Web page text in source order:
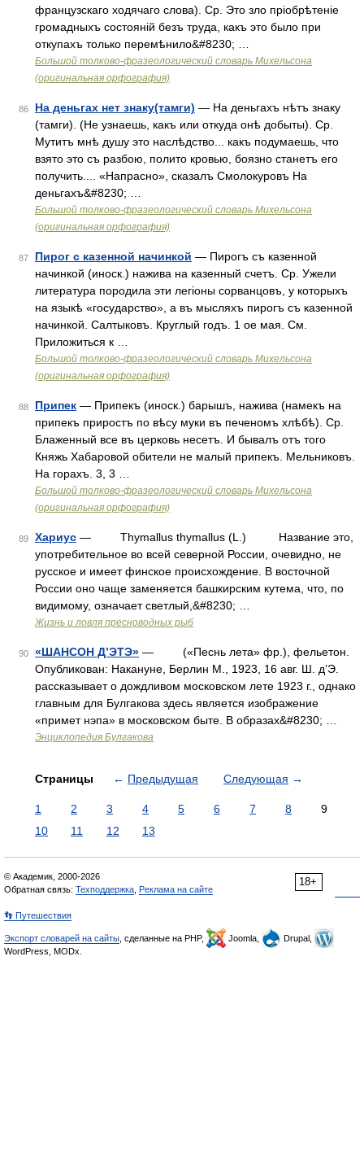
французскаго ходячаго слова). Ср. Это зло пріобрѣтеніе
громадныхъ состояній безъ труда, какъ это было при
откупахъ только перемѣнило&#8230; …
Большой толково-фразеологический словарь Михельсона
(оригинальная орфография)
86 На деньгах нет знаку(тамги) — На деньгахъ нѣтъ знаку
(тамги). (Не узнаешь, какъ или откуда онѣ добыты). Ср.
Мутитъ мнѣ душу это наслѣдство... какъ подумаешь, что
взято это съ разбою, полито кровью, боязно станетъ его
получить.... «Напрасно», сказалъ Смолокуровъ На
деньгахъ&#8230; …
Большой толково-фразеологический словарь Михельсона
(оригинальная орфография)
87 Пирог с казенной начинкой — Пирогъ съ казенной
начинкой (иноск.) нажива на казенный счетъ. Ср. Ужели
литература породила эти легіоны сорванцовъ, у которыхъ
на языкѣ «государство», а въ мысляхъ пирогъ съ казенной
начинкой. Салтыковъ. Круглый годъ. 1 ое мая. См.
Приложиться к …
Большой толково-фразеологический словарь Михельсона
(оригинальная орфография)
88 Припек — Припекъ (иноск.) барышъ, нажива (намекъ на
припекъ приростъ по вѣсу муки въ печеномъ хлѣбѣ). Ср.
Блаженный все въ церковь несетъ. И бывалъ отъ того
Княжь Хабаровой обители не малый припекъ. Мельниковъ.
На горахъ. 3, 3 …
Большой толково-фразеологический словарь Михельсона
(оригинальная орфография)
89 Хариус — Thymallus thymallus (L.) Название это,
употребительное во всей северной России, очевидно, не
русское и имеет финское происхождение. В восточной
России оно чаще заменяется башкирским кутема, что, по
видимому, означает светлый,&#8230; …
Жизнь и ловля пресноводных рыб
90 «ШАНСОН Д’ЭТЭ» — («Песнь лета» фр.), фельетон.
Опубликован: Накануне, Берлин М., 1923, 16 авг. Ш. д’Э.
рассказывает о дождливом московском лете 1923 г., однако
главным для Булгакова здесь является изображение
«примет нэпа» в московском быте. В образах&#8230; …
Энциклопедия Булгакова
Страницы ← Предыдущая Следующая →
1 2 3 4 5 6 7 8
9
10
11 12 13
18+
© Академик, 2000-2026
Обратная связь: Техподдержка Реклама на сайте
👣 Путешествия
Экспорт словарей на сайты , сделанные на PHP, Joomla,
Drupal,
WordPress, MODx.